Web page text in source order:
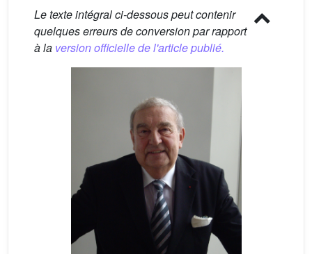
Le texte intégral ci-dessous peut contenir
quelques erreurs de conversion par rapport
à la version officielle de l'article publié.